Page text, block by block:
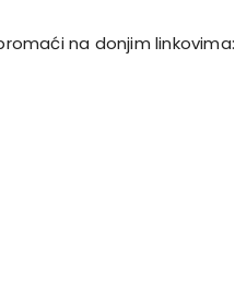
na donjim linkovima: